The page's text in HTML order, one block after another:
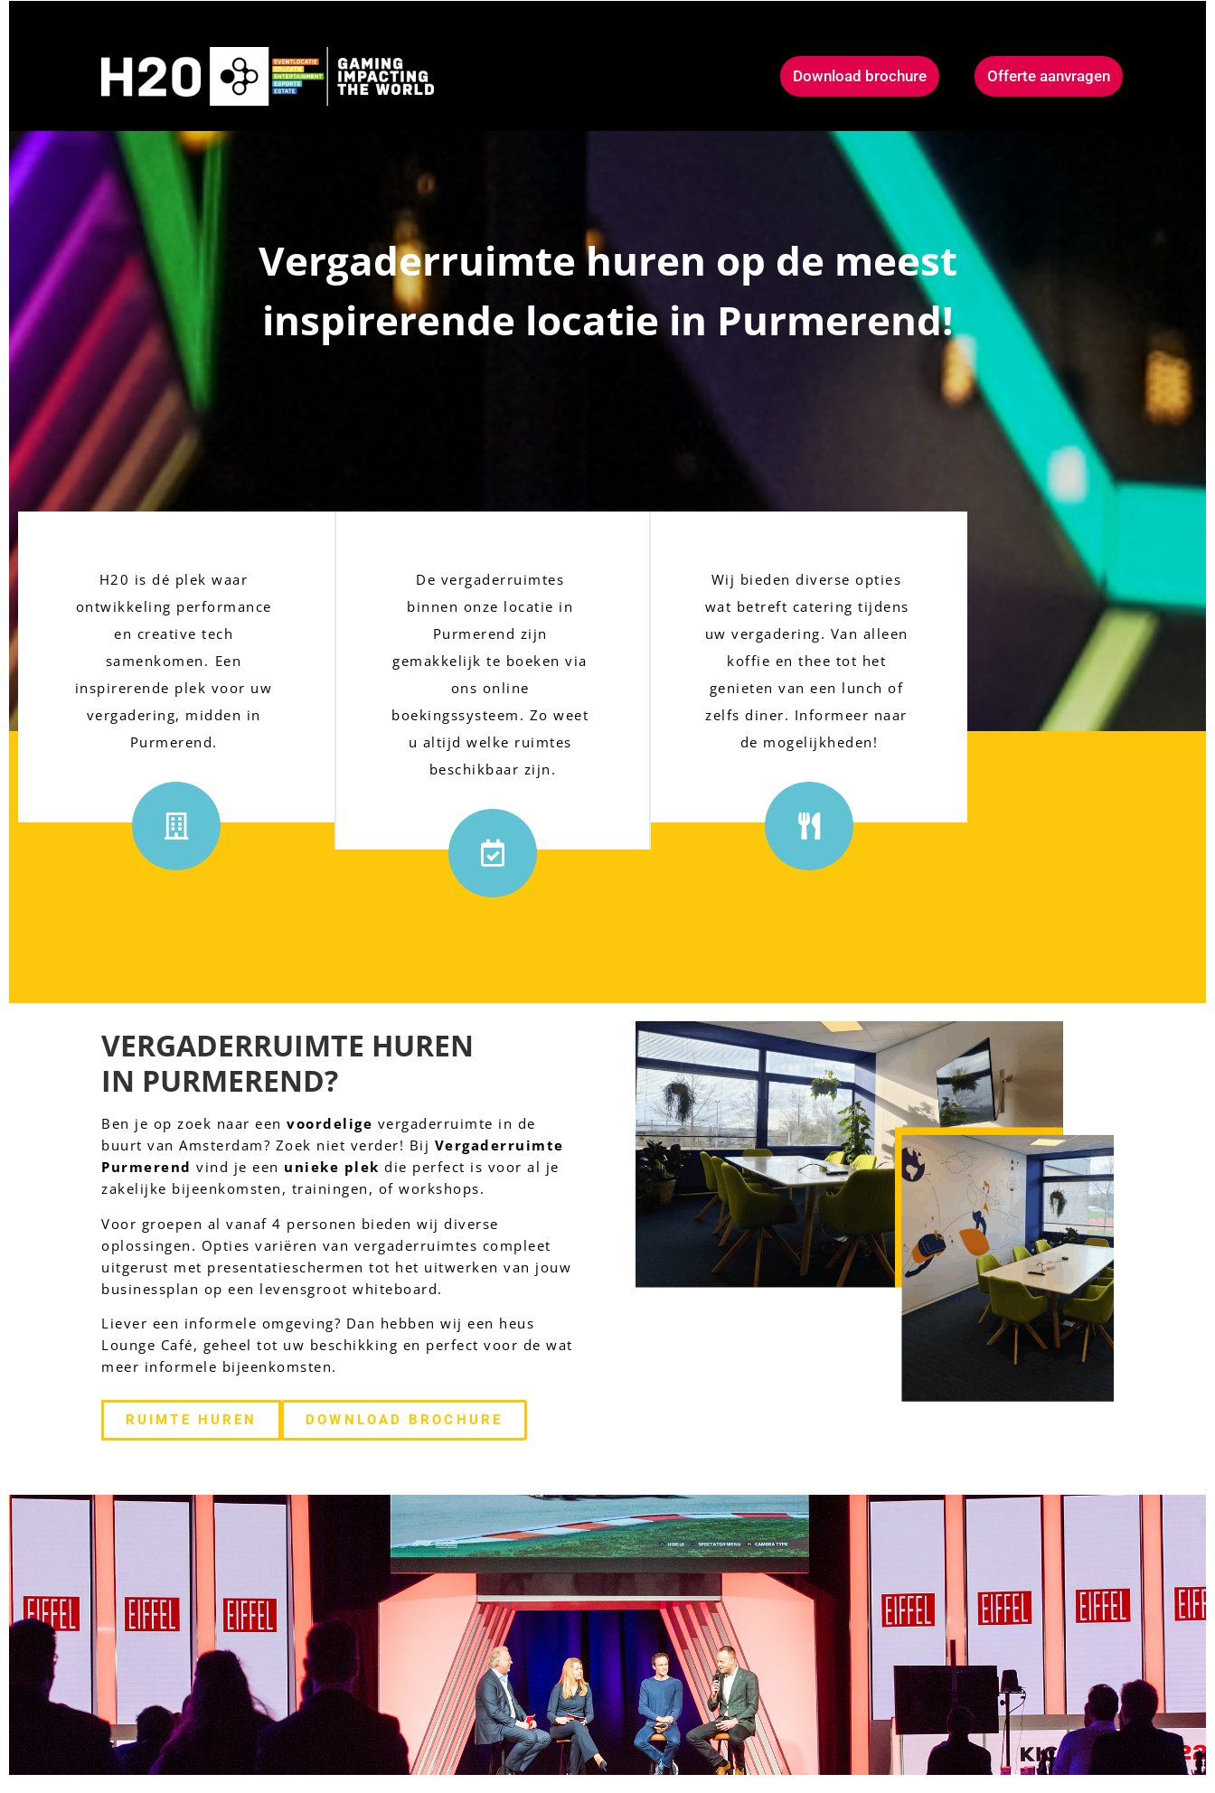
Download brochure Offerte aanvragen
Vergaderruimte huren op de meest
inspirerende locatie in Purmerend!
H20 is dé plek waar
ontwikkeling performance
en creative tech
samenkomen. Een
inspirerende plek voor uw
vergadering, midden in
Purmerend.
De vergaderruimtes
binnen onze locatie in
Purmerend zijn
gemakkelijk te boeken via
ons online
boekingssysteem. Zo weet
u altijd welke ruimtes
beschikbaar zijn.
Wij bieden diverse opties
wat betreft catering tijdens
uw vergadering. Van alleen
koffie en thee tot het
genieten van een lunch of
zelfs diner. Informeer naar
de mogelijkheden!
VERGADERRUIMTE HUREN
IN PURMEREND?
Ben je op zoek naar een voordelige vergaderruimte in de
buurt van Amsterdam? Zoek niet verder! Bij Vergaderruimte
Purmerend vind je een unieke plek die perfect is voor al je
zakelijke bijeenkomsten, trainingen, of workshops.
Voor groepen al vanaf 4 personen bieden wij diverse
oplossingen. Opties variëren van vergaderruimtes compleet
uitgerust met presentatieschermen tot het uitwerken van jouw
businessplan op een levensgroot whiteboard.
Liever een informele omgeving? Dan hebben wij een heus
Lounge Café, geheel tot uw beschikking en perfect voor de wat
meer informele bijeenkomsten.
RUIMTE HUREN DOWNLOAD BROCHURE